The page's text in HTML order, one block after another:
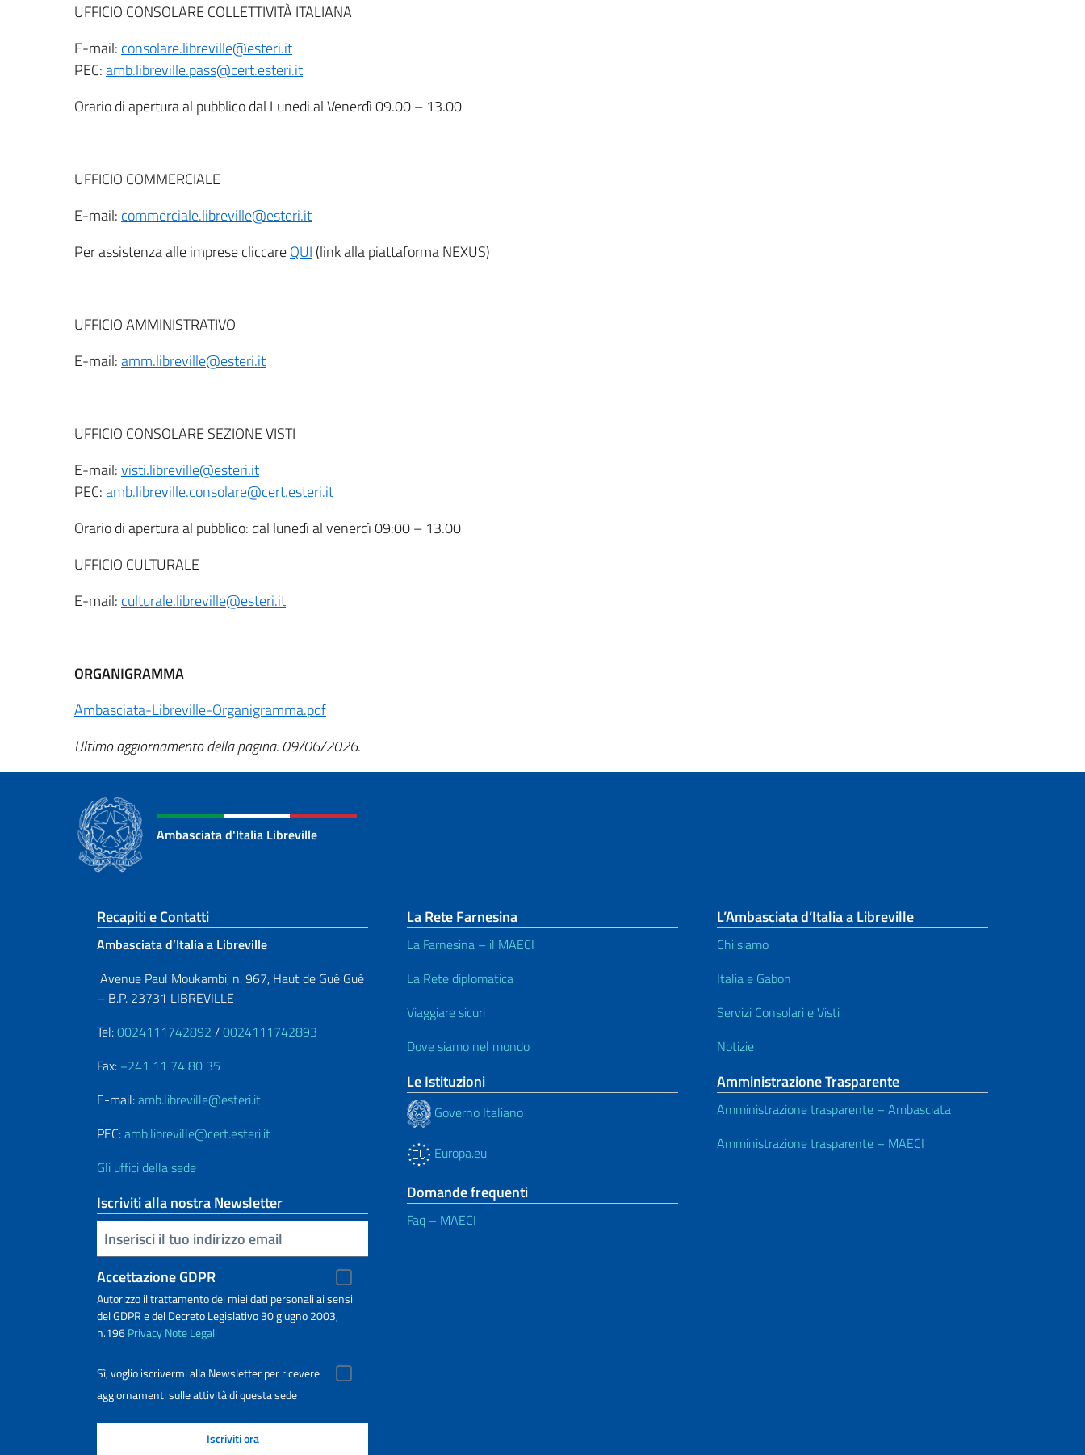
UFFICIO CONSOLARE COLLETTIVITÀ ITALIANA
E-mail: consolare.libreville@esteri.it
PEC:amb.libreville.pass@cert.esteri.it
Orario di apertura al pubblico dal Lunedi al Venerdì 09.00 – 13.00
UFFICIO COMMERCIALE
E-mail: commerciale.libreville@esteri.it
Per assistenza alle imprese cliccareQUI (link alla piattaforma NEXUS)
UFFICIO AMMINISTRATIVO
E-mail:amm.libreville@esteri.it
UFFICIO CONSOLARE SEZIONE VISTI
E-mail:visti.libreville@esteri.it
PEC:amb.libreville.consolare@cert.esteri.it
Orario di apertura al pubblico: dal lunedì al venerdì 09:00 – 13.00
UFFICIO CULTURALE
E-mail: culturale.libreville@esteri.it
ORGANIGRAMMA
Ambasciata-Libreville-Organigramma.pdf
Ultimo aggiornamento della pagina: 09/06/2026.
Ambasciata d'Italia Libreville
Sezione footer
Recapiti e Contatti
Ambasciata d’Italia a Libreville
Avenue Paul Moukambi, n. 967, Haut de Gué Gué
– B.P. 23731 LIBREVILLE
Tel:0024111742892 /0024111742893
Fax: +241 11 74 80 35
E-mail:amb.libreville@esteri.it
PEC:amb.libreville@cert.esteri.it
Gli uffici della sede
Iscriviti alla nostra Newsletter
Inserisci la tua email
Accettazione GDPR
Autorizzo il trattamento dei miei dati personali ai sensi
del GDPR e del Decreto Legislativo 30 giugno 2003,
n.196PrivacyNote Legali
Sì, voglio iscrivermi alla Newsletter per ricevere
aggiornamenti sulle attività di questa sede
La Rete Farnesina
La Farnesina – il MAECI
La Rete diplomatica
Viaggiare sicuri
Dove siamo nel mondo
Le Istituzioni
Governo Italiano
Europa.eu
Domande frequenti
Faq – MAECI
L’Ambasciata d’Italia a Libreville
Chi siamo
Italia e Gabon
Servizi Consolari e Visti
Notizie
Amministrazione Trasparente
Amministrazione trasparente – Ambasciata
Amministrazione trasparente – MAECI